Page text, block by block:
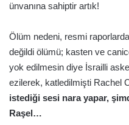
ünvanına sahiptir artık!
Ölüm nedeni, resmi
değildi ölümü; kasten ve
yok edilmesin diye İsrailli
ezilerek, katledilmişti Rachel
istediği sesi nara yapar,
Raşel…